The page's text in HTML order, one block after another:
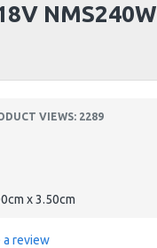
NMS240W
x 3.50cm
VIEWS: 2289
a review